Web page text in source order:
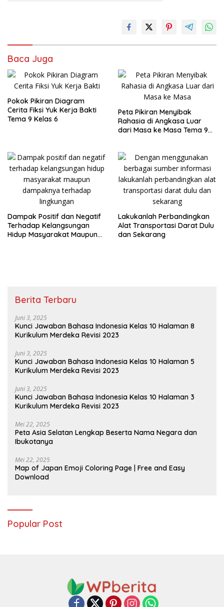
Baca Juga
Pokok Pikiran Diagram
Cerita Fiksi Yuk Kerja Bakti
Tema 9 Kelas 6
Peta Pikiran Menyibak
Rahasia di Angkasa Luar
dari Masa ke Masa Tema 9
Dampak Positif dan Negatif
Terhadap Kelangsungan
Hidup Masyarakat Maupun
Lakukanlah Perbandingkan
Alat Transportasi Darat Dulu
dan Sekarang
Berita Terbaru
Juni 3, 2025
Kunci Jawaban Bahasa Indonesia Kelas 10 Halaman 8
Kurikulum Merdeka Revisi 2023
Juni 3, 2025
Kunci Jawaban Bahasa Indonesia Kelas 10 Halaman 5
Kurikulum Merdeka Revisi 2023
Juni 3, 2025
Kunci Jawaban Bahasa Indonesia Kelas 10 Halaman 3
Kurikulum Merdeka Revisi 2023
Mei 22, 2025
Peta Asia Selatan Lengkap Beserta Nama Negara dan
Ibukotanya
Mei 22, 2025
Map of Japan Emoji Coloring Page | Free and Easy
Download
Popular Post